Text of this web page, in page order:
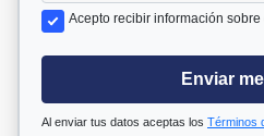
Acepto recibir información
Enviar
Al enviar tus datos aceptas los Términos